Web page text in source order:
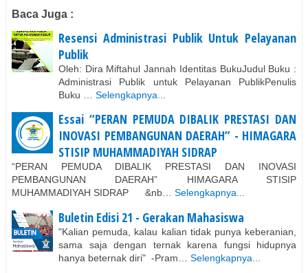
Baca Juga :
Resensi Administrasi Publik Untuk Pelayanan
Publik
Oleh: Dira Miftahul Jannah Identitas BukuJudul Buku :
Administrasi Publik untuk Pelayanan PublikPenulis
Buku …
Selengkapnya...
Essai “PERAN PEMUDA DIBALIK PRESTASI DAN
INOVASI PEMBANGUNAN DAERAH” - HIMAGARA
STISIP MUHAMMADIYAH SIDRAP
“PERAN PEMUDA DIBALIK PRESTASI DAN INOVASI
PEMBANGUNAN DAERAH” HIMAGARA STISIP
MUHAMMADIYAH SIDRAP &nb… Selengkapnya...
Buletin Edisi 21 - Gerakan Mahasiswa
"Kalian pemuda, kalau kalian tidak punya keberanian,
sama saja dengan ternak karena fungsi hidupnya
hanya beternak diri" -Pram…
Selengkapnya...